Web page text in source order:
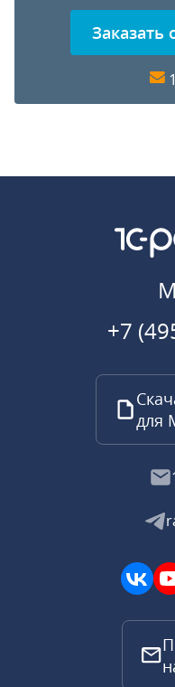
Заказать
+7
для